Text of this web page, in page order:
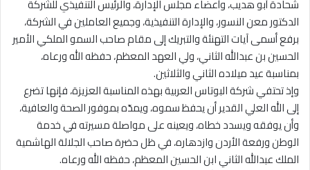
شحادة أبو هديب، وأعضاء مجلس الإدارة، والرئيس التنفيذي للشركة
الدكتور معن النسور، والإدارة التنفيذية، وجميع العاملين في الشركة،
برفع أسمى آيات التهنئة والتبريك إلى مقام صاحب السمو الملكي الأمير
الحسين بن عبدالله الثاني، ولي العهد المعظم، حفظه الله ورعاه،
بمناسبة عيد ميلاده الثاني والثلاثين.
وإذ تحتفي شركة البوتاس العربية بهذه المناسبة العزيزة، فإنها تضرع
إلى الله العلي القدير أن يحفظ سموه، ويمدّه بموفور الصحة والعافية،
وأن يوفقه ويسدد خطاه، ويعينه على مواصلة مسيرته في خدمة
الوطن ورفعة الأردن وازدهاره، في ظل حضرة صاحب الجلالة الهاشمية
الملك عبدالله الثاني ابن الحسين المعظم، حفظه الله ورعاه.